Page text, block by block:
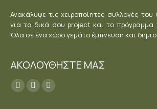
Ανακάλυψε τις χειροποίητες συλλογές
για τα δικά σου project και το πρόγραμμα
Όλα σε ένα χώρο γεμάτο έμπνευση και
ΑΚΟΛΟΥΘΗΣΤΕ ΜΑΣ
Find us on:
Facebook
YouTubeInstagram